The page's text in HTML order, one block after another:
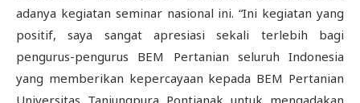
adanya kegiatan seminar nasional ini. “Ini kegiatan yang
positif, saya sangat apresiasi sekali terlebih bagi
pengurus-pengurus BEM Pertanian seluruh Indonesia
yang memberikan kepercayaan kepada BEM Pertanian
Universitas Tanjungpura Pontianak untuk mengadakan